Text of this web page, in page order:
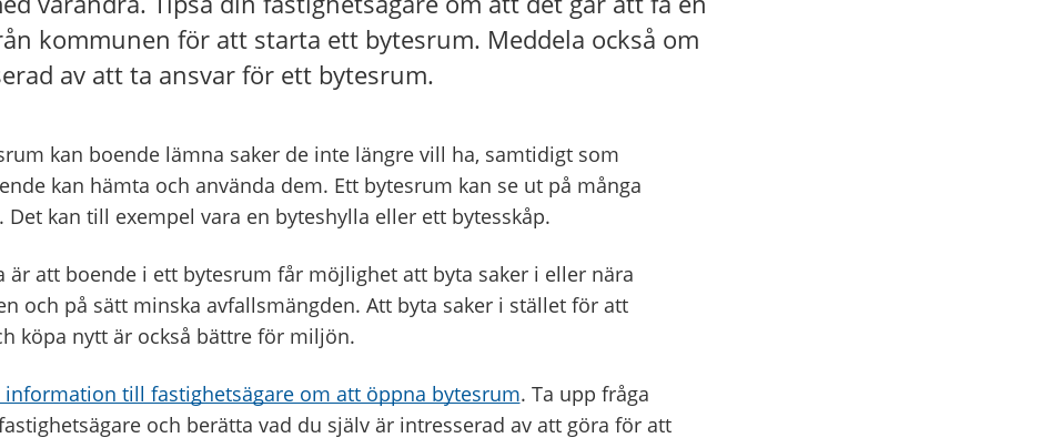
kommunen för att starta ett bytesrum. Meddela också om
av att ta ansvar för ett bytesrum.
kan boende lämna saker de inte längre vill ha, samtidigt som
kan hämta och använda dem. Ett bytesrum kan se ut på många
Det kan till exempel vara en byteshylla eller ett bytesskåp.
är att boende i ett bytesrum får möjlighet att byta saker i eller nära
och på sätt minska avfallsmängden. Att byta saker i stället för att
köpa nytt är också bättre för miljön.
information till fastighetsägare om att öppna bytesrum. Ta upp fråga
och berätta vad du själv är intresserad av att göra för att